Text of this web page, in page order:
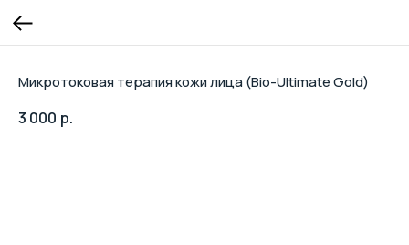
Микротоковая терапия кожи лица (Bio-Ultimate Gold)
3 000 р.